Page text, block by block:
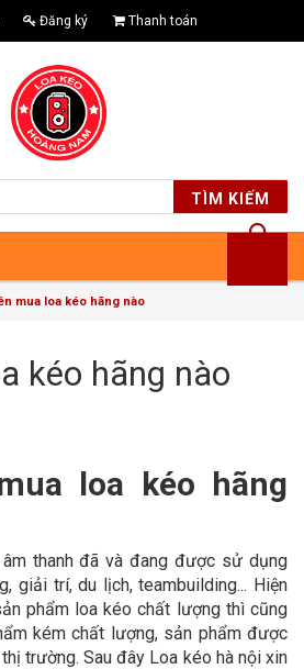
Đăng ký Thanh toán
TÌM KIẾM
mua loa kéo hãng nào
kéo hãng nào
loa kéo hãng
thanh đã và đang được sử dụng
giải trí, du lịch, teambuilding... Hiện
phẩm loa kéo chất lượng thì cũng
kém chất lượng, sản phẩm được
trường. Sau đây Loa kéo hà nội xin